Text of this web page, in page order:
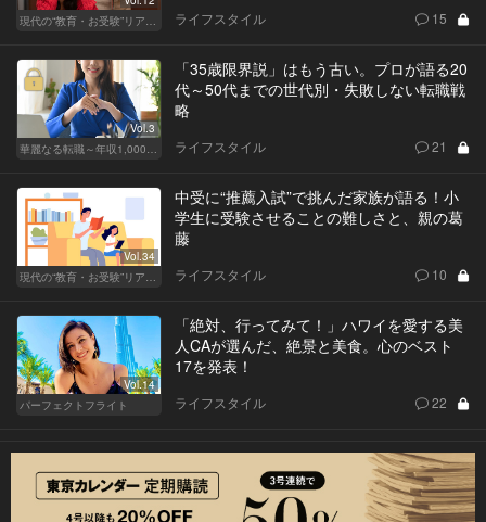
現代の“教育・お受験”リアルドキュメント
ライフスタイル 15
Vol.3
華麗なる転職～年収1,000万超の道～
「35歳限界説」はもう古い。プロが語る20
代～50代までの世代別・失敗しない転職戦
略
ライフスタイル 21
Vol.34
現代の“教育・お受験”リアルドキュメント
中受に“推薦入試”で挑んだ家族が語る！小
学生に受験させることの難しさと、親の葛
藤
ライフスタイル 10
Vol.14
パーフェクトフライト
「絶対、行ってみて！」ハワイを愛する美
人CAが選んだ、絶景と美食。心のベスト
17を発表！
ライフスタイル 22